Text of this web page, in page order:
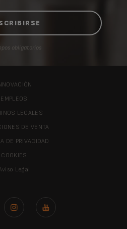
obligatorios
EMPLEOS
LEGALES
DE VENTA
DE PRIVACIDAD
COOKIES
Legal